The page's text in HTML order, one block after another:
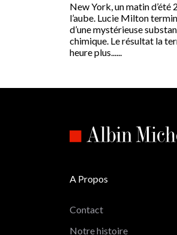
New York, un matin d’été
l’aube. Lucie Milton
d’une mystérieuse
chimique. Le résultat la
heure plus......
A Propos
Contact
Notre histoire